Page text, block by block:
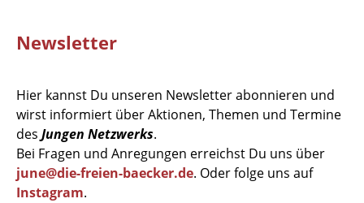
Newsletter
Hier kannst Du unseren Newsletter abonnieren und
wirst informiert über Aktionen, Themen und Termine
des Jungen Netzwerks.
Bei Fragen und Anregungen erreichst Du uns über
june@die-freien-baecker.de. Oder folge uns auf
Instagram.